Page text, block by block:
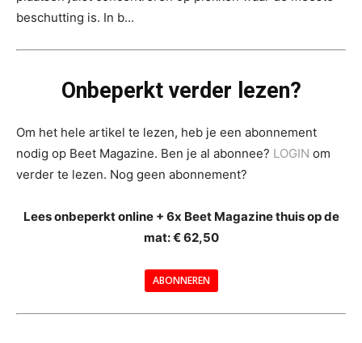
beschutting is. In b...
Onbeperkt verder lezen?
Om het hele artikel te lezen, heb je een abonnement
nodig op Beet Magazine. Ben je al abonnee? LOGIN om
verder te lezen. Nog geen abonnement?
Lees onbeperkt online + 6x Beet Magazine thuis op de
mat: € 62,50
ABONNEREN